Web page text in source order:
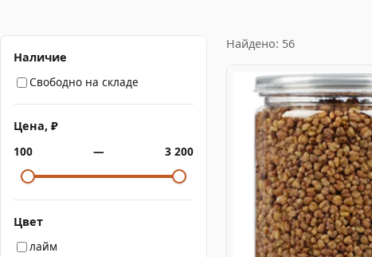
Наличие
Свободно на складе
Цена, ₽
100
— 3 200
Цвет
лайм
Найдено: 56